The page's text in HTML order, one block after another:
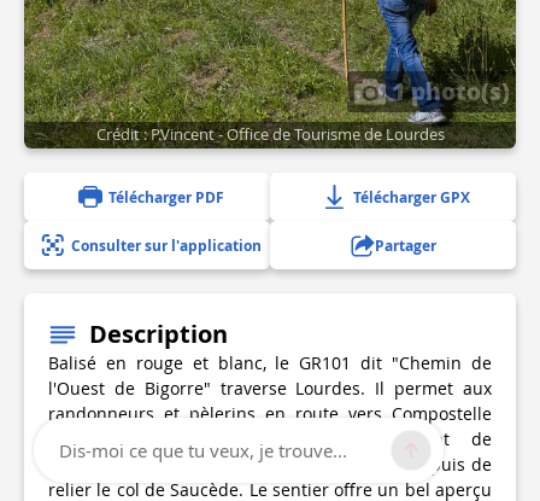
1 photo(s)
Crédit : P.Vincent - Office de Tourisme de Lourdes
Télécharger PDF Télécharger GPX
Consulter sur l'application Partager
Description
Balisé en rouge et blanc, le GR101 dit "Chemin de
l'Ouest de Bigorre" traverse Lourdes. Il permet aux
randonneurs et pèlerins en route vers Compostelle
par le "Chemin d'Arles" (GR653) venant de
Maubourguet, de rejoindre la ville de Lourdes puis de
relier le col de Saucède. Le sentier offre un bel aperçu
Dis-moi ce que tu veux, je trouve...